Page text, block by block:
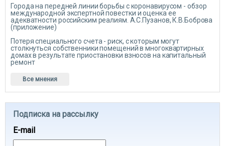
Города на передней линии борьбы с коронавирусом - обзор
международной экспертной повестки и оценка ее
адекватности российским реалиям. А.С.Пузанов, К.В.Боброва
(приложение)
Потеря специального счета - риск, с которым могут
столкнуться собственники помещений в многоквартирных
домах в результате приостановки взносов на капитальный
ремонт
Все мнения
Подписка на рассылку
E-mail